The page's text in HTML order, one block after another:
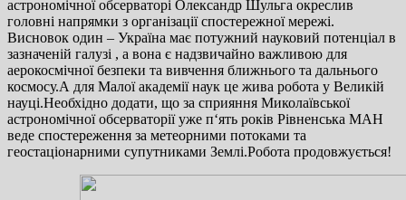
астрономічної обсерваторі Олександр Шульга окреслив
головні напрямки з організації спостережної мережі.
Висновок один – Україна має потужний науковий потенціал в
зазначеній галузі , а вона є надзвичайно важливою для
аерокосмічної безпеки та вивчення ближнього та дальнього
космосу.А для Малої академії наук це жива робота у Великій
науці.Необхідно додати, що за сприяння Миколаївської
астрономічної обсерваторії уже п‘ять років Рівненська МАН
веде спостереження за метеорними потоками та
геостаціонарними супутниками Землі.Робота продовжується!